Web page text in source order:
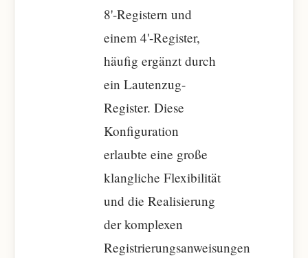
8'-Registern und
einem 4'-Register,
häufig ergänzt durch
ein Lautenzug-
Register. Diese
Konfiguration
erlaubte eine große
klangliche Flexibilität
und die Realisierung
der komplexen
Registrierungsanweisungen